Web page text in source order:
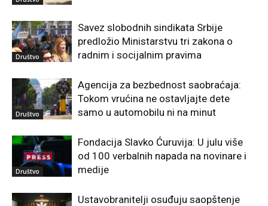
Društvo
Savez slobodnih sindikata Srbije
predložio Ministarstvu tri zakona o
radnim i socijalnim pravima
Društvo
Agencija za bezbednost saobraćaja:
Tokom vrućina ne ostavljajte dete
samo u automobilu ni na minut
Društvo
Fondacija Slavko Ćuruvija: U julu više
od 100 verbalnih napada na novinare i
medije
Ustavobranitelji osuđuju saopštenje